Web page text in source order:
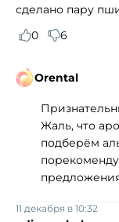
сделано пару
0
6
Orental
Жаль, что
подберём
11 декабря в 10:32